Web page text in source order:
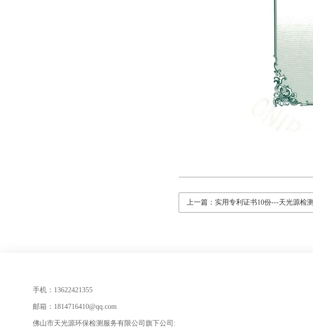
上一篇：实用专利证书10份---天光源检测
手机：13622421355
邮箱：1814716410@qq.com
佛山市天光源环保检测服务有限公司旗下公司: